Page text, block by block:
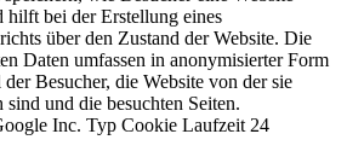
hilft bei der Erstellung eines
über den Zustand der Website. Die
Daten umfassen in anonymisierter Form
Besucher, die Website von der sie
sind und die besuchten Seiten.
Inc. Typ Cookie Laufzeit 24